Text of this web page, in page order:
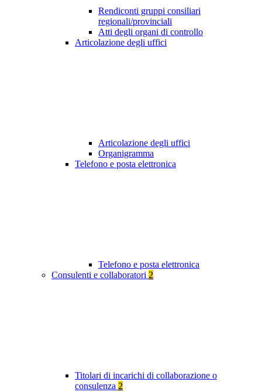
Rendiconti gruppi consiliari
regionali/provinciali
Atti degli organi di controllo
Articolazione degli uffici
Articolazione degli uffici
Organigramma
Telefono e posta elettronica
Telefono e posta elettronica
Consulenti e collaboratori 2
Titolari di incarichi di collaborazione o
consulenza 2